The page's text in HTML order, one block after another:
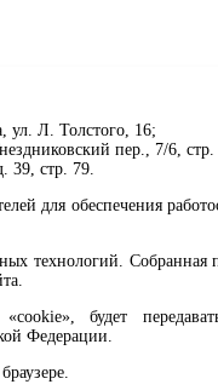
Л. Толстого, 16;
пер., 7/6, стр.
39, стр. 79.
для обеспечения
технологий.
будет
Федерации.